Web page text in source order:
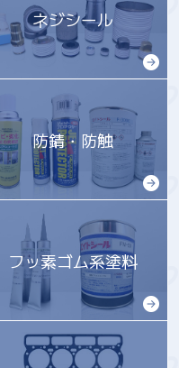
ルいたしま
より快適に
いました。
報を発信し
ただければ幸
ネジシール
防錆・防触
フッ素ゴム系塗料